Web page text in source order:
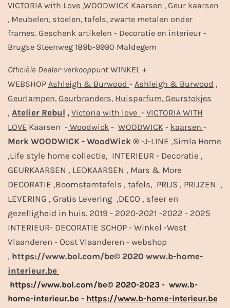
VICTORIA with Love ,WOODWICK Kaarsen , Geur kaarsen
, Meubelen, stoelen, tafels, zwarte metalen onder
frames. Geschenk artikelen - Decoratie en interieur -
Brugse Steenweg 189b-9990 Maldegem
Officiële Dealer-verkooppunt WINKEL +
WEBSHOP Ashleigh & Burwood - Ashleigh & Burwood ,
Geurlampen, Geurbranders, Huisparfum, Geurstokjes
, Atelier Rebul , Victoria with love - VICTORIA WITH
LOVE Kaarsen - Woodwick - WOODWICK - kaarsen -
Merk WOODWICK - WoodWick ® -J-LINE ,Simla Home
,Life style home collectie, INTERIEUR - Decoratie ,
GEURKAARSEN , LEDKAARSEN , Mars & More
DECORATIE ,Boomstamtafels , tafels, PRIJS , PRIJZEN ,
LEVERING , Gratis Levering ,DECO , sfeer en
gezelligheid in huis. 2019 - 2020-2021 -2022 - 2025
INTERIEUR- DECORATIE SCHOP - Winkel -West
Vlaanderen - Oost Vlaanderen - webshop
, https://www.bol.com/be© 2020 www.b-home-
interieur.be
https://www.bol.com/be© 2020-2023 - www.b-
home-interieur.be - https://www.b-home-interieur.be